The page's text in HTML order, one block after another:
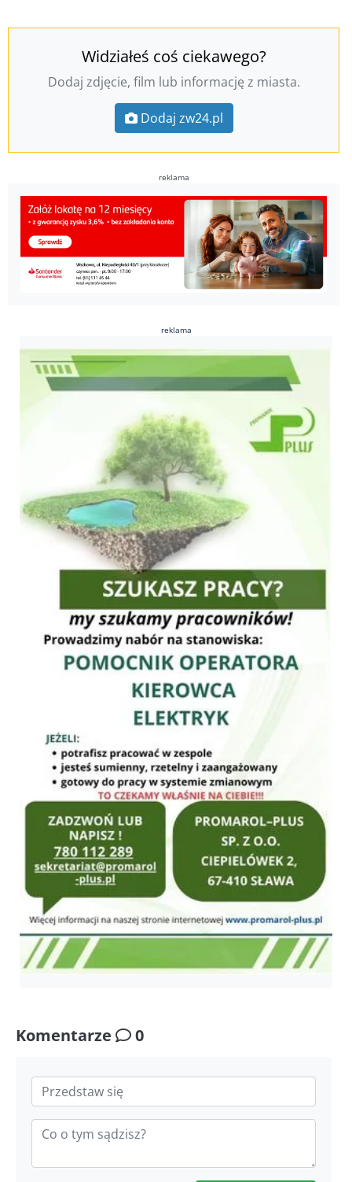
Widziałeś coś ciekawego?
Dodaj zdjęcie, film lub informację z miasta.
Dodaj zw24.pl
reklama
reklama
Komentarze 0